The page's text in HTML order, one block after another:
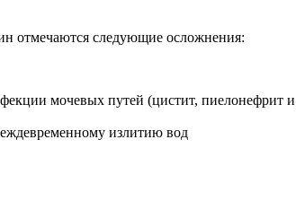
отмечаются следующие осложнения:
мочевых путей (цистит, пиелонефрит
излитию вод